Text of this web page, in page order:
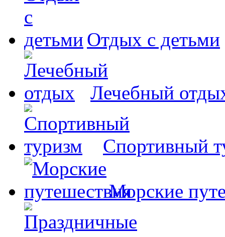
Отдых с детьми
Лечебный
Спортивный
Морские